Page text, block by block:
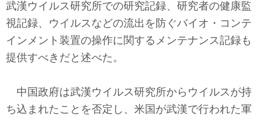
武漢ウイルス研究所での研究記録、研究者の健康監
視記録、ウイルスなどの流出を防ぐバイオ・コンテ
インメント装置の操作に関するメンテナンス記録も
提供すべきだと述べた。
中国政府は武漢ウイルス研究所からウイルスが持
ち込まれたことを否定し、米国が武漢で行われた軍